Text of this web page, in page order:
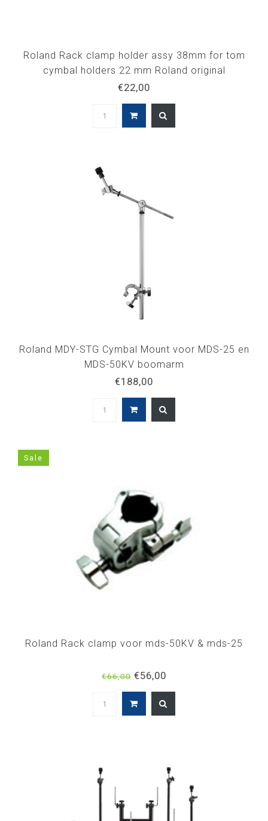
Roland Rack clamp holder assy 38mm for tom
cymbal holders 22 mm Roland original
€22,00
Roland MDY-STG Cymbal Mount voor MDS-25 en
MDS-50KV boomarm
€188,00
Sale
Roland Rack clamp voor mds-50KV & mds-25
€66,00 €56,00